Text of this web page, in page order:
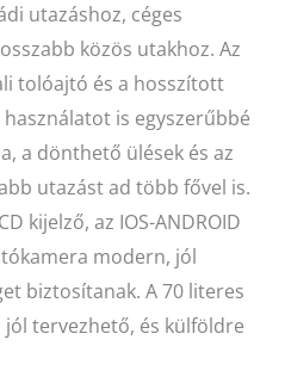
utazáshoz, céges
közös utakhoz. Az
tolóajtó és a hosszított
is egyszerűbbé
a dönthető ülések és az
utazást ad több fővel is.
kijelző, az IOS-ANDROID
modern, jól
biztosítanak. A 70 literes
tervezhető, és külföldre